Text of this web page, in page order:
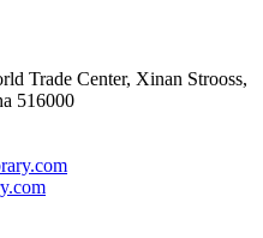
Trade Center, Xinan Strooss,
516000